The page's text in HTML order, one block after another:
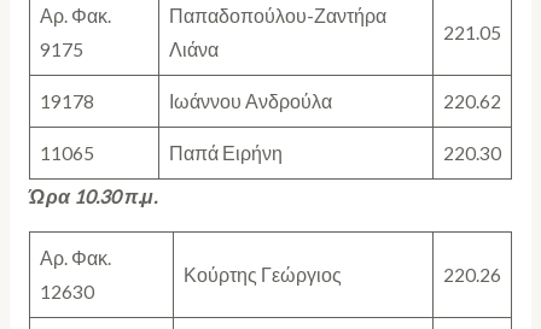
Αρ. Φακ.
9175
Παπαδοπούλου-Ζαντήρα
Λιάνα
221.05
19178 Ιωάννου Ανδρούλα 220.62
11065 Παπά Ειρήνη
220.30
Ώρα 10.30 π.μ.
Αρ. Φακ.
12630
Κούρτης Γεώργιος 220.26